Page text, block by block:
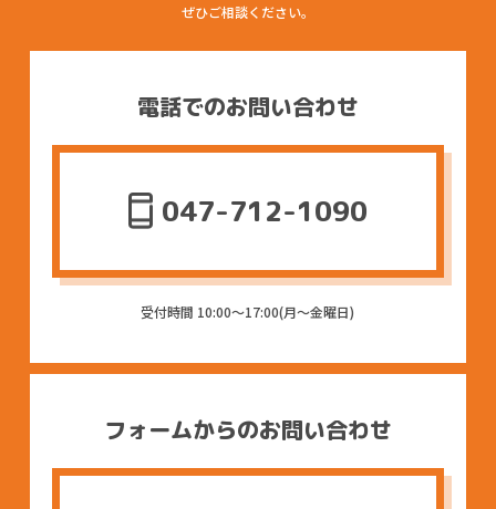
ぜひご相談ください。
電話でのお問い合わせ
047-712-1090
受付時間 10:00〜17:00(月〜金曜日)
フォームからのお問い合わせ